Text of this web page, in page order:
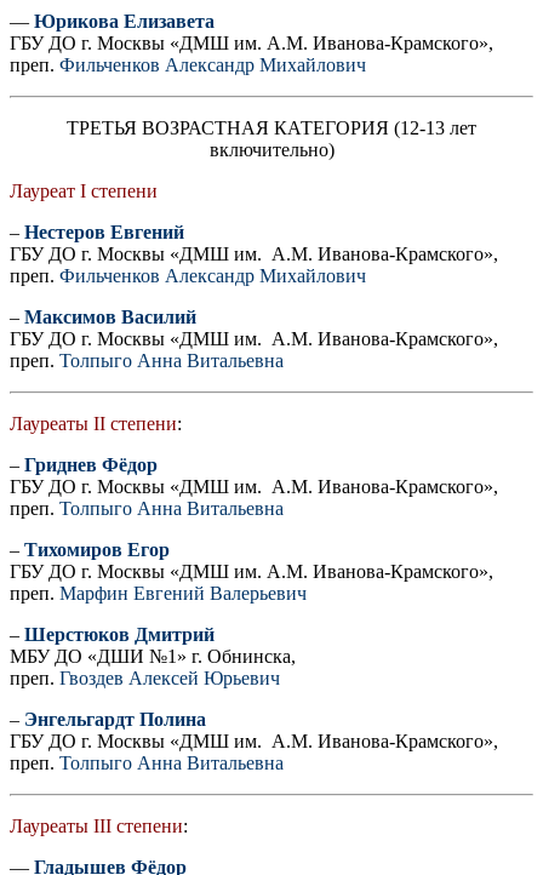
— Юрикова Елизавета
ГБУ ДО г. Москвы «ДМШ им. А.М. Иванова-Крамского»,
преп. Фильченков Александр Михайлович
ТРЕТЬЯ ВОЗРАСТНАЯ КАТЕГОРИЯ (12-13 лет
включительно)
Лауреат I степени
– Нестеров Евгений
ГБУ ДО г. Москвы «ДМШ им. А.М. Иванова-Крамского»,
преп. Фильченков Александр Михайлович
– Максимов Василий
ГБУ ДО г. Москвы «ДМШ им. А.М. Иванова-Крамского»,
преп. Толпыго Анна Витальевна
Лауреаты II степени:
– Гриднев Фёдор
ГБУ ДО г. Москвы «ДМШ им. А.М. Иванова-Крамского»,
преп. Толпыго Анна Витальевна
– Тихомиров Егор
ГБУ ДО г. Москвы «ДМШ им. А.М. Иванова-Крамского»,
преп. Марфин Евгений Валерьевич
– Шерстюков Дмитрий
МБУ ДО «ДШИ №1» г. Обнинска,
преп. Гвоздев Алексей Юрьевич
– Энгельгардт Полина
ГБУ ДО г. Москвы «ДМШ им. А.М. Иванова-Крамского»,
преп. Толпыго Анна Витальевна
Лауреаты III степени:
— Гладышев Фёдор